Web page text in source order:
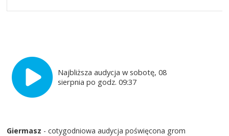
Najbliższa audycja w sobotę, 08
sierpnia po godz. 09:37
Giermasz - cotygodniowa audycja poświęcona grom